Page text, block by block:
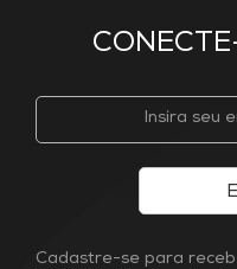
Cadastre-se para